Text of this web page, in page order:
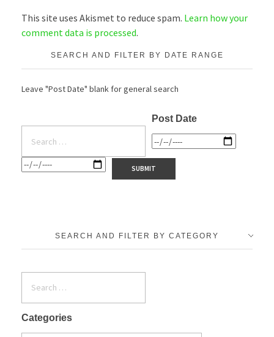
This site uses Akismet to reduce spam. Learn how your
comment data is processed.
SEARCH AND FILTER BY DATE RANGE
Leave "Post Date" blank for general search
Post Date
SEARCH AND FILTER BY CATEGORY
Categories